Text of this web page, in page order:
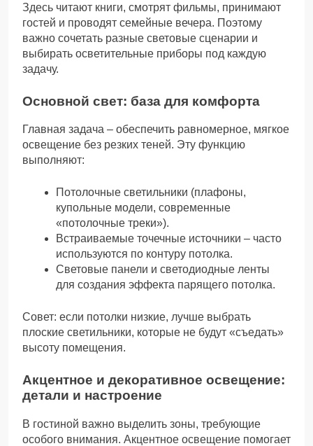
Здесь читают книги, смотрят фильмы, принимают
гостей и проводят семейные вечера. Поэтому
важно сочетать разные световые сценарии и
выбирать осветительные приборы под каждую
задачу.
Основной свет: база для комфорта
Главная задача – обеспечить равномерное, мягкое
освещение без резких теней. Эту функцию
выполняют:
Потолочные светильники (плафоны,
купольные модели, современные
«потолочные треки»).
Встраиваемые точечные источники – часто
используются по контуру потолка.
Световые панели и светодиодные ленты
для создания эффекта парящего потолка.
Совет: если потолки низкие, лучше выбрать
плоские светильники, которые не будут «съедать»
высоту помещения.
Акцентное и декоративное освещение:
детали и настроение
В гостиной важно выделить зоны, требующие
особого внимания. Акцентное освещение помогает